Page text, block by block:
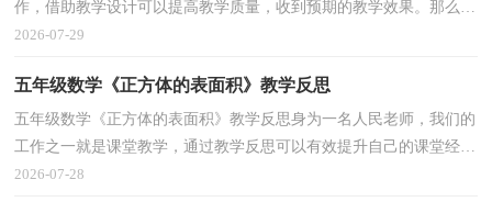
作，借助教学设计可以提高教学质量，收到预期的教学效果。那么问
题来了，教学设计应该怎么写？下面是小编为大家整理的摆...
2026-07-29
五年级数学《正方体的表面积》教学反思
五年级数学《正方体的表面积》教学反思身为一名人民老师，我们的
工作之一就是课堂教学，通过教学反思可以有效提升自己的课堂经
验，那么你有了解过教学反思吗？下面是小编整理的五年...
2026-07-28